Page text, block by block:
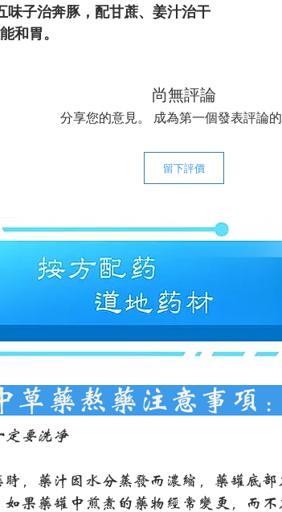
味子治奔豚，配甘蔗、姜汁治干
和胃。
尚無評論
分享您的意見。 成為第一個發表評論的
留下評價
草药熬药注意事项：
定要洗净
时，药汁因水分蒸发而浓缩，药罐底
如果药罐中煎煮的药物经常变更，而